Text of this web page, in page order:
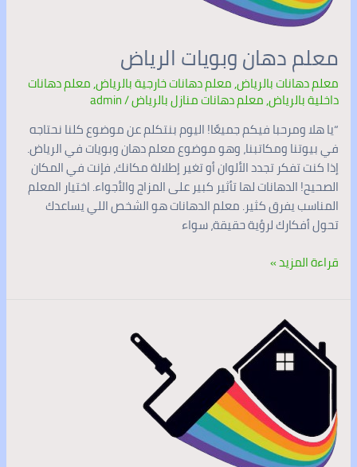
معلم دهان وبويات الرياض
معلم دهانات بالرياض,معلم دهانات خارجية بالرياض,معلم دهانات
داخلية بالرياض,معلم دهانات منازل بالرياض/
admin
“يا هلا ومرحبا فيكم جميعًا! اليوم بنتكلم عن موضوع كلنا نحتاجه
في بيوتنا ومكاتبنا، وهو موضوع معلم دهان وبويات في الرياض.
إذا كنت تفكر تجدد الألوان أو تغير إطلالة مكانك، فإنت في المكان
الصحيح! الدهانات لها تأثير كبير على المزاج والأجواء. اختيار المعلم
المناسب يفرق كثير. معلم الدهانات هو الشخص اللي يساعدك
تحول أفكارك لرؤية حقيقة، سواء
قراءة المزيد »
دهانات
وديكورات
الرياض